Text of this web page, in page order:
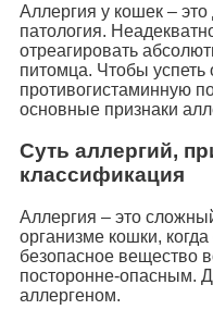
Аллергия у кошек –
патология.
отреагировать
питомца. Чтобы успеть
противогистаминную
основные признаки
Суть аллергий,
классификация
Аллергия – это
организме кошки,
безопасное вещество
посторонне-опасным.
аллергеном.